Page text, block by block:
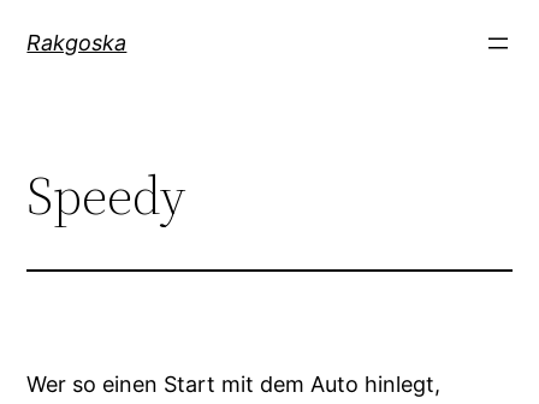
InhaltRakgoska
Speedy
Wer so einen Start mit dem Auto hinlegt,